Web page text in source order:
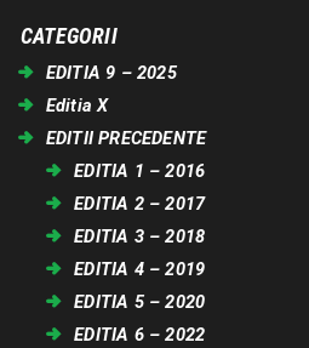
CATEGORII
EDITIA 9 – 2025
Editia X
EDITII PRECEDENTE
EDITIA 1 – 2016
EDITIA 2 – 2017
EDITIA 3 – 2018
EDITIA 4 – 2019
EDITIA 5 – 2020
EDITIA 6 – 2022